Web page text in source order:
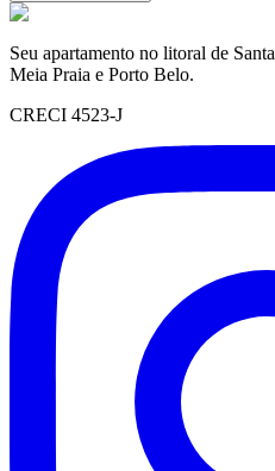
Seu apartamento no litoral de
Meia Praia e Porto Belo.
CRECI 4523-J